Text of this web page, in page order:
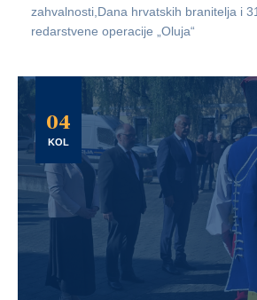
zahvalnosti,Dana hrvatskih branitelja i
redarstvene operacije „Oluja“
04
KOL